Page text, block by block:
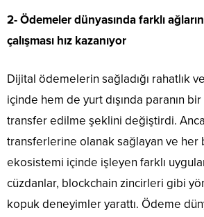
2- Ödemeler dünyasında farklı
çalışması hız kazanıyor
Dijital ödemelerin sağladığı rahatlık
içinde hem de yurt dışında paranın
transfer edilme şeklini değiştirdi.
transferlerine olanak sağlayan ve her
ekosistemi içinde işleyen farklı
cüzdanlar, blockchain zincirleri gibi
kopuk deneyimler yarattı. Ödeme